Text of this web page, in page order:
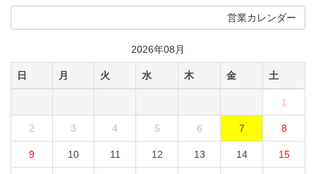
営業カレンダー
2026年08月
日 月 火 水 木 金 土
1
2 3 4 5 6 7 8
9 10 11 12 13 14 15